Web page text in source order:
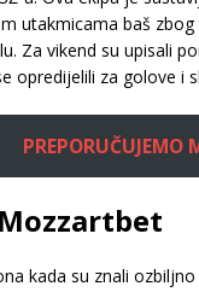
utakmicama baš
Za vikend su upisali
opredijelili za golove
Mozzartbet
kada su znali